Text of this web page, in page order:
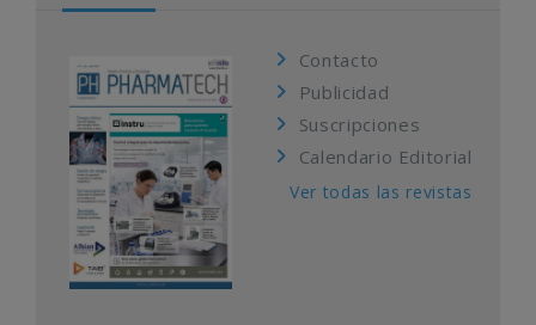
Contacto
Publicidad
Suscripciones
Calendario Editorial
Ver todas las revistas